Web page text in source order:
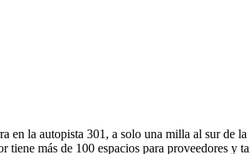
en la autopista 301, a solo una milla al sur
más de 100 espacios para proveedores y